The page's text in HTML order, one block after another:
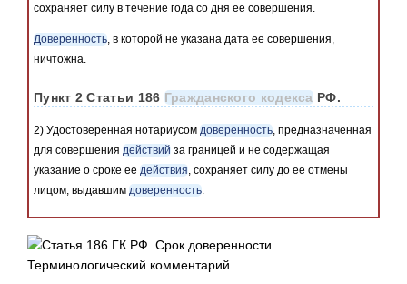
сохраняет силу в течение года со дня ее совершения.
Доверенность, в которой не указана дата ее совершения,
ничтожна.
Пункт 2 Статьи 186 Гражданского кодекса РФ.
2) Удостоверенная нотариусом доверенность, предназначенная
для совершения действий за границей и не содержащая
указание о сроке ее действия, сохраняет силу до ее отмены
лицом, выдавшим доверенность.